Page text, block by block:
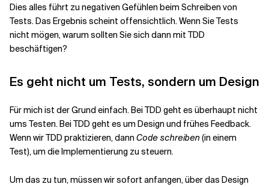
Dies alles führt zu negativen Gefühlen beim Schreiben von
Tests. Das Ergebnis scheint offensichtlich. Wenn Sie Tests
nicht mögen, warum sollten Sie sich dann mit TDD
beschäftigen?
Es geht nicht um Tests, sondern um Design
Für mich ist der Grund einfach. Bei TDD geht es überhaupt nicht
ums Testen. Bei TDD geht es um Design und frühes Feedback.
Wenn wir TDD praktizieren, dann Code schreiben (in einem
Test), um die Implementierung zu steuern.
Um das zu tun, müssen wir sofort anfangen, über das Design